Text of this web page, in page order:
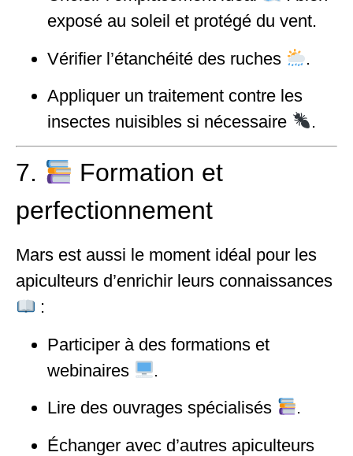
exposé au soleil et protégé du vent.
Vérifier l’étanchéité des ruches
.
Appliquer un traitement contre les
insectes nuisibles si nécessaire
.
7.
Formation et
perfectionnement
Mars est aussi le moment idéal pour les
apiculteurs d’enrichir leurs connaissances
:
Participer à des formations et
webinaires
.
Lire des ouvrages spécialisés
.
Échanger avec d’autres apiculteurs